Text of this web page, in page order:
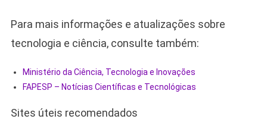
Para mais informações e atualizações sobre
tecnologia e ciência, consulte também:
Ministério da Ciência, Tecnologia e Inovações
FAPESP – Notícias Científicas e Tecnológicas
Sites úteis recomendados